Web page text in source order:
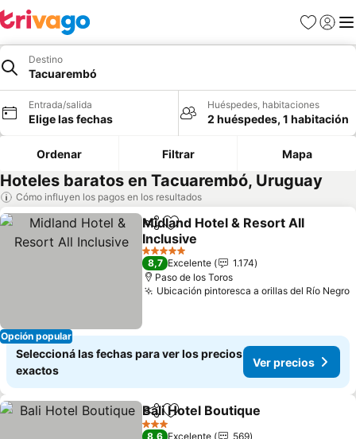
Favoritos
Iniciar
Destino
Tacuarembó
Entrada/salida
Elige las fechas
Huéspedes, habitaciones
2 huéspedes, 1 habitación
Ordenar Filtrar Mapa
Hoteles baratos en Tacuarembó, Uruguay
Cómo influyen los pagos en los resultados
Opción popular
CompartirAñadir a favoritos
Midland Hotel & Resort All
Inclusive
Ver precios
5 Estrellas
8,7 Excelente
1.174
Paso de los Toros
Ubicación pintoresca a orillas del Río Negro
Seleccioná las fechas para ver los precios
exactos
Ver precios
CompartirAñadir a favoritos
Bali Hotel Boutique
3 Estrellas
8,6 Excelente
569